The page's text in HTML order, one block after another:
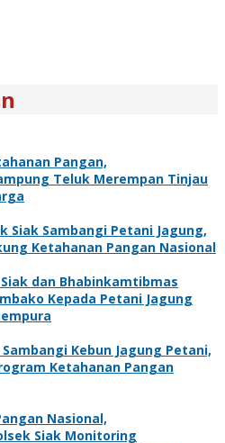
Pangan,
Teluk Merempan Tinjau
Siak Sambangi Petani Jagung,
Ketahanan Pangan Nasional
dan Bhabinkamtibmas
Kepada Petani Jagung
Kebun Jagung Petani,
Ketahanan Pangan
Nasional,
Siak Monitoring